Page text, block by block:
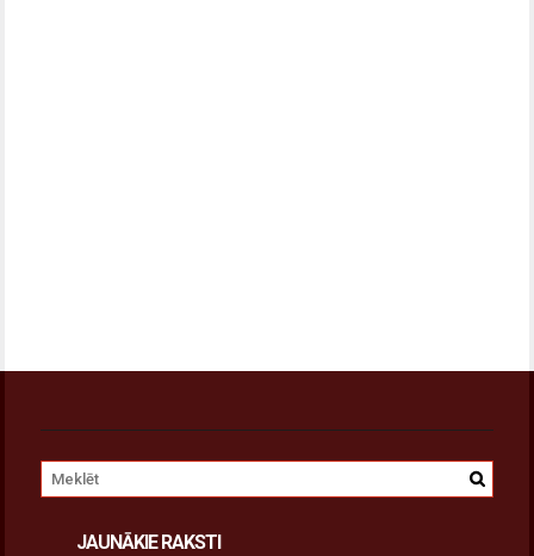
JAUNĀKIE RAKSTI